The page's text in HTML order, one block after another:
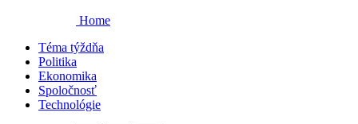
Home
Téma týždňa
Politika
Ekonomika
Spoločnosť
Technológie